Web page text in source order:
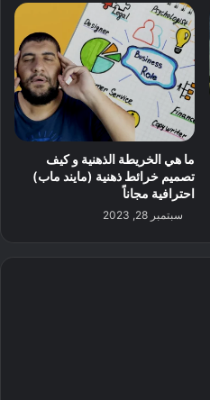
ما هي الخريطة الذهنية و كيف
تصميم خرائط ذهنية (مايند ماب)
احترافية مجاناً
سبتمبر 28, 2023